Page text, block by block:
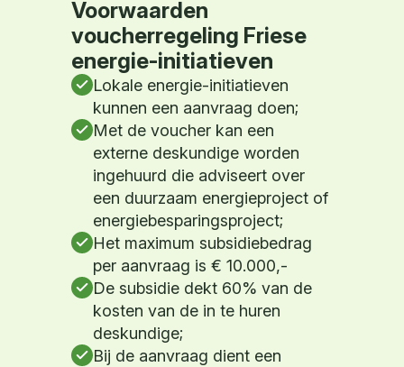
Voorwaarden
voucherregeling Friese
energie-initiatieven
Lokale energie-initiatieven
kunnen een aanvraag doen;
Met de voucher kan een
externe deskundige worden
ingehuurd die adviseert over
een duurzaam energieproject of
energiebesparingsproject;
Het maximum subsidiebedrag
per aanvraag is € 10.000,-
De subsidie dekt 60% van de
kosten van de in te huren
deskundige;
Bij de aanvraag dient een